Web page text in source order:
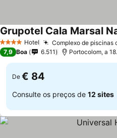
4 EstrelasHotel Complexo de piscinas
Grupotel Cala Marsal
7,9 Boa 6.511 Portocolom, a
De € 84
Consulte os preços de 12 sites